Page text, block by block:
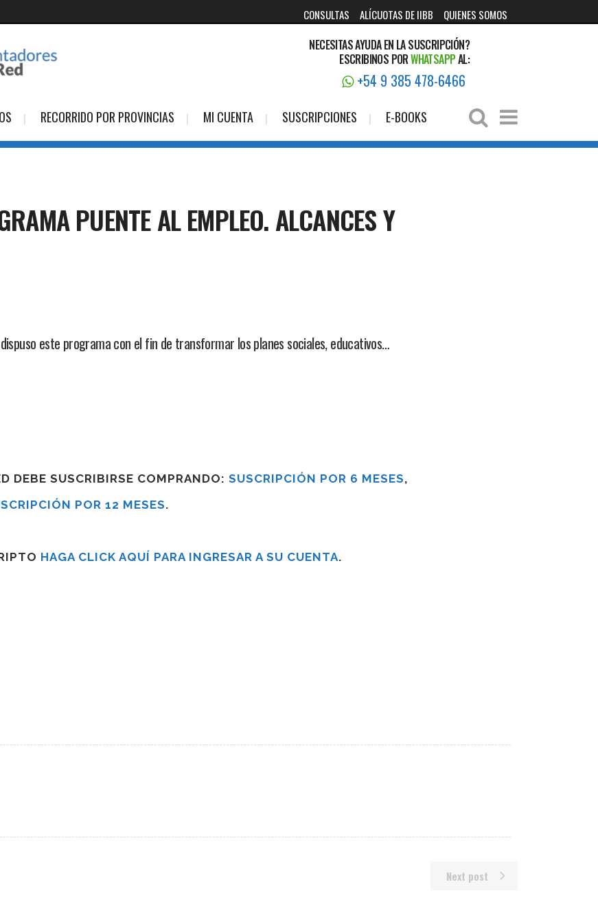
CONSULTAS ALÍCUOTAS DE IIBB QUIENES SOMOS
NECESITAS AYUDA EN LA SUSCRIPCIÓN?
ESCRIBINOS PORWHATSAPPAL:
+54 9 385 478-6466
RECORRIDO POR PROVINCIAS MI CUENTA SUSCRIPCIONES E-BOOKS
PUENTE AL EMPLEO. ALCANCES Y
este programa con el fin de transformar los planes sociales, educativos…
DEBE SUSCRIBIRSE COMPRANDO: SUSCRIPCIÓN POR 6 MESES,
POR 12 MESES.
HAGA CLICK AQUÍ PARA INGRESAR A SU CUENTA.
Next post